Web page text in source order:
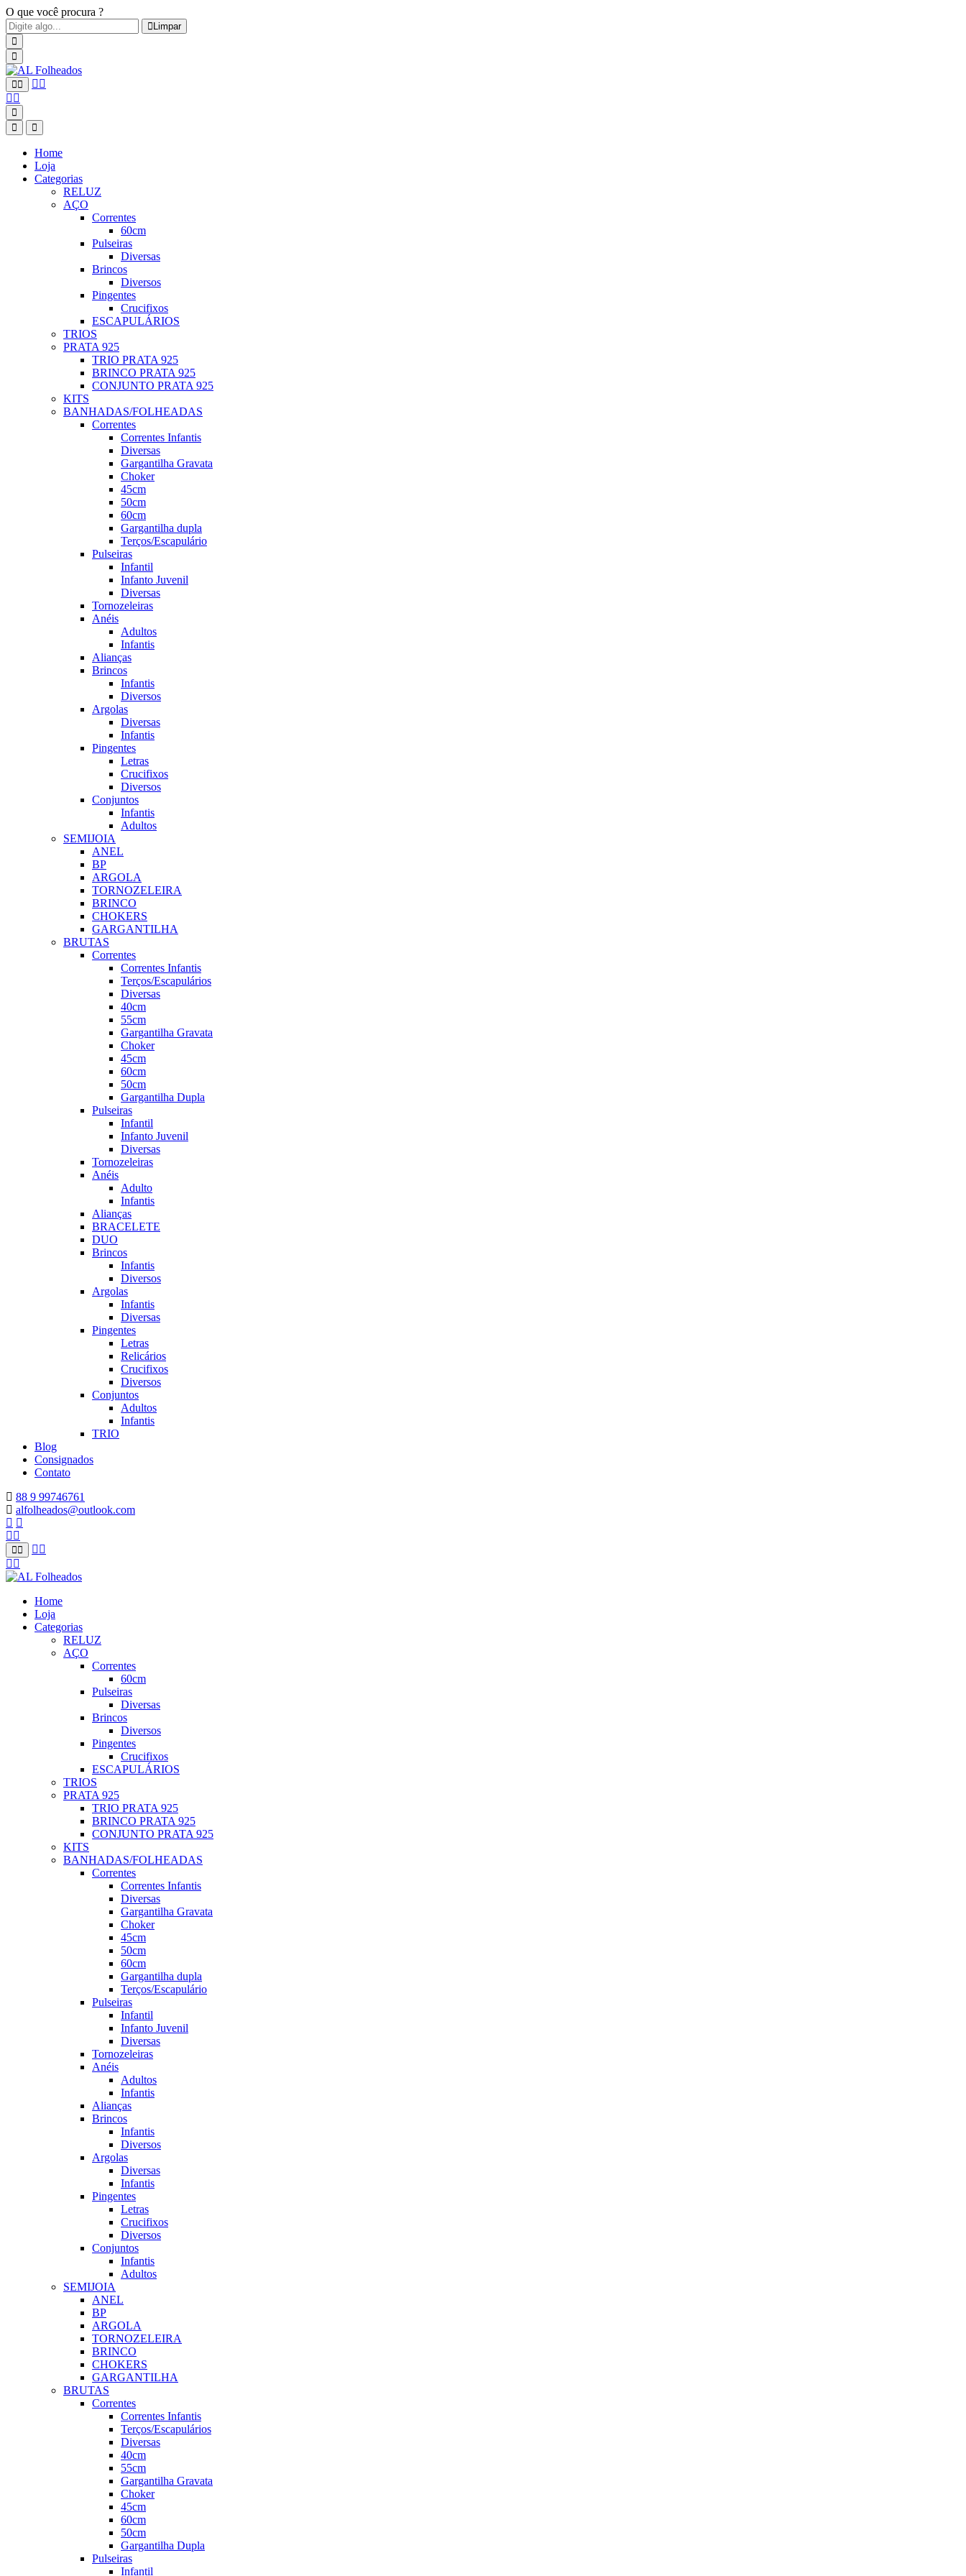
O que você procura ?
Limpar
Home
Loja
Categorias
RELUZ
AÇO
Correntes
60cm
Pulseiras
Diversas
Brincos
Diversos
Pingentes
Crucifixos
ESCAPULÁRIOS
TRIOS
PRATA 925
TRIO PRATA 925
BRINCO PRATA 925
CONJUNTO PRATA 925
KITS
BANHADAS/FOLHEADAS
Correntes
Correntes Infantis
Diversas
Gargantilha Gravata
Choker
45cm
50cm
60cm
Gargantilha dupla
Terços/Escapulário
Pulseiras
Infantil
Infanto Juvenil
Diversas
Tornozeleiras
Anéis
Adultos
Infantis
Alianças
Brincos
Infantis
Diversos
Argolas
Diversas
Infantis
Pingentes
Letras
Crucifixos
Diversos
Conjuntos
Infantis
Adultos
SEMIJOIA
ANEL
BP
ARGOLA
TORNOZELEIRA
BRINCO
CHOKERS
GARGANTILHA
BRUTAS
Correntes
Correntes Infantis
Terços/Escapulários
Diversas
40cm
55cm
Gargantilha Gravata
Choker
45cm
60cm
50cm
Gargantilha Dupla
Pulseiras
Infantil
Infanto Juvenil
Diversas
Tornozeleiras
Anéis
Adulto
Infantis
Alianças
BRACELETE
DUO
Brincos
Infantis
Diversos
Argolas
Infantis
Diversas
Pingentes
Letras
Relicários
Crucifixos
Diversos
Conjuntos
Adultos
Infantis
TRIO
Blog
Consignados
Contato
88 9 99746761
alfolheados@outlook.com
Home
Loja
Categorias
RELUZ
AÇO
Correntes
60cm
Pulseiras
Diversas
Brincos
Diversos
Pingentes
Crucifixos
ESCAPULÁRIOS
TRIOS
PRATA 925
TRIO PRATA 925
BRINCO PRATA 925
CONJUNTO PRATA 925
KITS
BANHADAS/FOLHEADAS
Correntes
Correntes Infantis
Diversas
Gargantilha Gravata
Choker
45cm
50cm
60cm
Gargantilha dupla
Terços/Escapulário
Pulseiras
Infantil
Infanto Juvenil
Diversas
Tornozeleiras
Anéis
Adultos
Infantis
Alianças
Brincos
Infantis
Diversos
Argolas
Diversas
Infantis
Pingentes
Letras
Crucifixos
Diversos
Conjuntos
Infantis
Adultos
SEMIJOIA
ANEL
BP
ARGOLA
TORNOZELEIRA
BRINCO
CHOKERS
GARGANTILHA
BRUTAS
Correntes
Correntes Infantis
Terços/Escapulários
Diversas
40cm
55cm
Gargantilha Gravata
Choker
45cm
60cm
50cm
Gargantilha Dupla
Pulseiras
Infantil